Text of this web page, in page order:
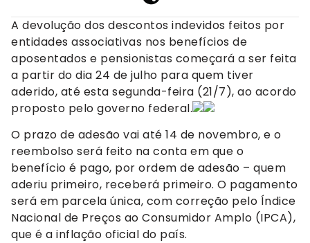
A devolução dos descontos indevidos feitos por
entidades associativas nos benefícios de
aposentados e pensionistas começará a ser feita
a partir do dia 24 de julho para quem tiver
aderido, até esta segunda-feira (21/7), ao acordo
proposto pelo governo federal.
O prazo de adesão vai até 14 de novembro, e o
reembolso será feito na conta em que o
benefício é pago, por ordem de adesão – quem
aderiu primeiro, receberá primeiro. O pagamento
será em parcela única, com correção pelo Índice
Nacional de Preços ao Consumidor Amplo (IPCA),
que é a inflação oficial do país.